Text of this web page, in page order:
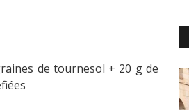
de tournesol + 20 g de